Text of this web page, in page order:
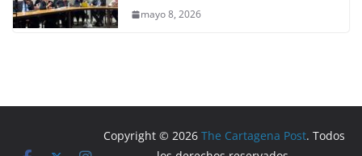
mayo 8, 2026
Copyright © 2026The Cartagena Post. Todos